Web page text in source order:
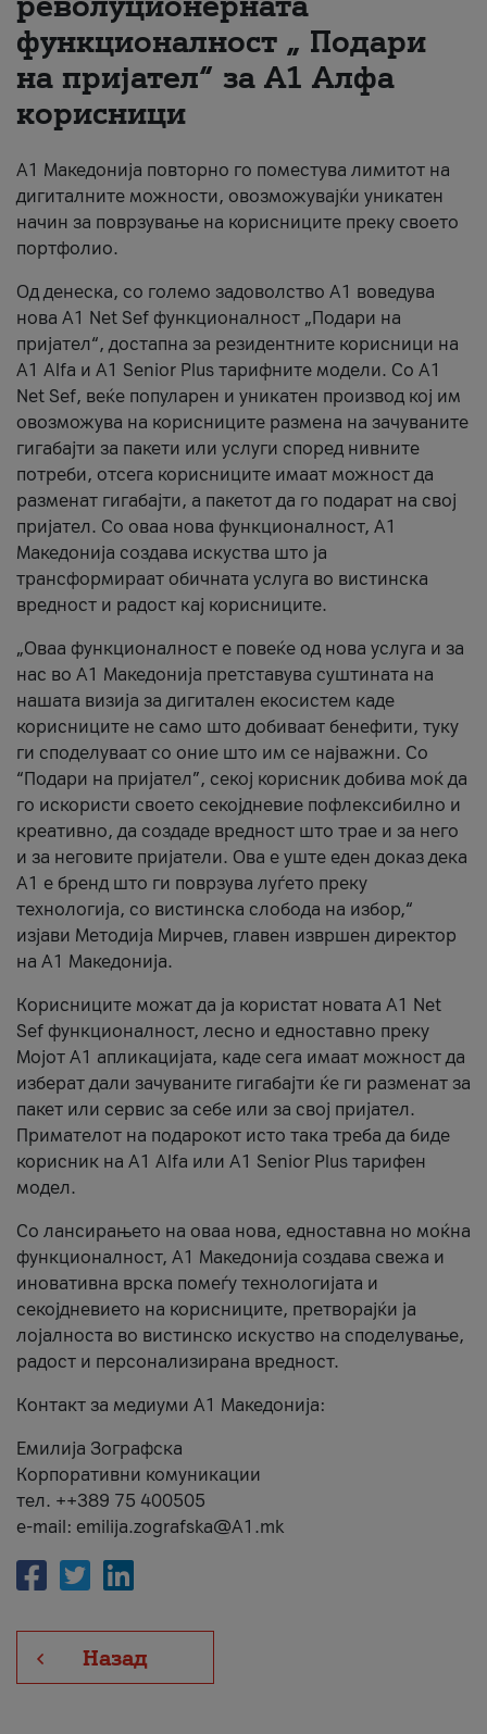
За нас
#ПодобарОнлајн
функционалност „ Подари
на пријател“ за А1 Алфа
корисници
А1 Македонија повторно го поместува лимитот на
дигиталните можности, овозможувајќи уникатен
начин за поврзување на корисниците преку своето
портфолио.
Од денеска, со големо задоволство А1 воведува
нова A1 Net Sef функционалност „Подари на
пријател“, достапна за резидентните корисници на
А1 Alfa и A1 Senior Plus тарифните модели. Со A1
Net Sef, веќе популарен и уникатен производ кој им
овозможува на корисниците размена на зачуваните
гигабајти за пакети или услуги според нивните
потреби, отсега корисниците имаат можност да
разменат гигабајти, а пакетот да го подарат на свој
пријател. Со оваа нова функционалност, А1
Македонија создава искуства што ја
трансформираат обичната услуга во вистинска
вредност и радост кај корисниците.
„Оваа функционалност е повеќе од нова услуга и за
нас во А1 Македонија претставува суштината на
нашата визија за дигитален екосистем каде
корисниците не само што добиваат бенефити, туку
ги споделуваат со оние што им се најважни. Со
“Подари на пријател”, секој корисник добива моќ да
го искористи своето секојдневие пофлексибилно и
креативно, да создаде вредност што трае и за него
и за неговите пријатели. Ова е уште еден доказ дека
А1 е бренд што ги поврзува луѓето преку
технологија, со вистинска слобода на избор,“
изјави Методија Мирчев, главен извршен директор
на А1 Македонија.
Корисниците можат да ја користат новата А1 Net
Sef функционалност, лесно и едноставно преку
Мојот А1 апликацијата, каде сега имаат можност да
изберат дали зачуваните гигабајти ќе ги разменат за
пакет или сервис за себе или за свој пријател.
Примателот на подарокот исто така треба да биде
корисник на А1 Alfa или A1 Senior Plus тарифен
модел.
Со лансирањето на оваа нова, едноставна но моќна
функционалност, А1 Македонија создава свежа и
иновативна врска помеѓу технологијата и
секојдневието на корисниците, претворајќи ја
лојалноста во вистинско искуство на споделување,
радост и персонализирана вредност.
Контакт за медиуми А1 Македонија:
Емилија Зографска
Корпоративни комуникации
тел. ++389 75 400505
e-mail: emilija.zografska@A1.mk
Назад